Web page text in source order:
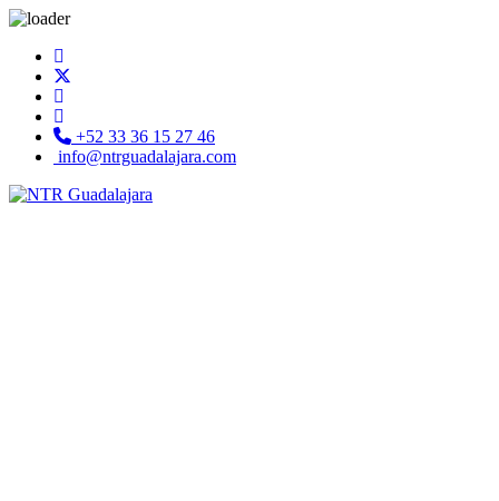
+52 33 36 15 27 46
info@ntrguadalajara.com